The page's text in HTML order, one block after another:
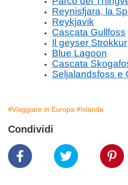
Reynisfjara, la
Reykjavik
Cascata Gullfoss
Il geyser Strokkur
Blue Lagoon
Cascata
Seljalandsfoss e
#Viaggiare in Europa #Islanda
Condividi